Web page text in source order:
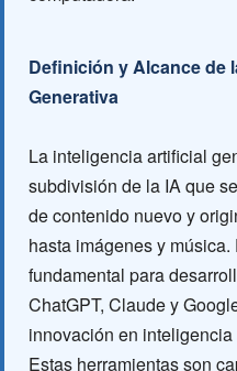
Definición y Alcance de
Generativa
La inteligencia artificial
subdivisión de la IA que
de contenido nuevo y
hasta imágenes y
fundamental para
ChatGPT, Claude y
innovación en
Estas herramientas son